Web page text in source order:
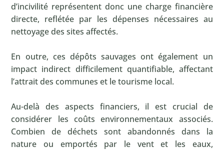
d’incivilité représentent donc une charge financière
directe, reflétée par les dépenses nécessaires au
nettoyage des sites affectés.
En outre, ces dépôts sauvages ont également un
impact indirect difficilement quantifiable, affectant
l’attrait des communes et le tourisme local.
Au-delà des aspects financiers, il est crucial de
considérer les coûts environnementaux associés.
Combien de déchets sont abandonnés dans la
nature ou emportés par le vent et les eaux,